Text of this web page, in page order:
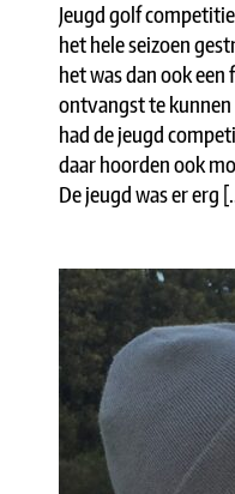
Jeugd golf
het hele seizoen
het was dan ook
ontvangst te kunnen
had de jeugd
daar hoorden ook
De jeugd was er erg